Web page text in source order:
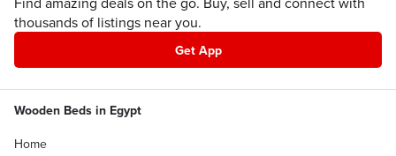
thousands of listings near you.
Get App
Wooden Beds in Egypt
Home